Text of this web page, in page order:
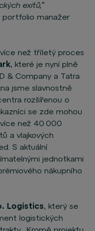
exitů,”
portfolio manažer
než tříletý proces
, které je nyní plně
& Company a Tatra
jsme slavnostně
rozšířenou o
se zde mohou
než 40 000
a vlajkových
S aktuální
jednotkami
nákupního
Logistics, který se
logistických